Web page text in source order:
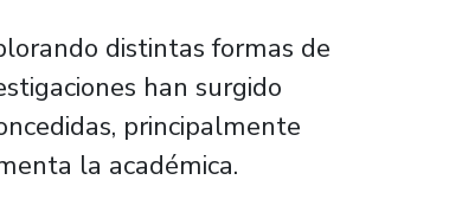
distintas formas de
han surgido
principalmente
la académica.